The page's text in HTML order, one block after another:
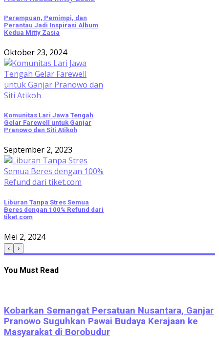
Perempuan, Pemimpi, dan
Perantau Jadi Inspirasi Album
Kedua Mitty Zasia
Oktober 23, 2024
Komunitas Lari Jawa Tengah
Gelar Farewell untuk Ganjar
Pranowo dan Siti Atikoh
September 2, 2023
Liburan Tanpa Stres Semua
Beres dengan 100% Refund dari
tiket.com
Mei 2, 2024
‹ ›
You Must Read
Kobarkan Semangat Persatuan Nusantara, Ganjar
Pranowo Suguhkan Pawai Budaya Kerajaan ke
Masyarakat di Borobudur